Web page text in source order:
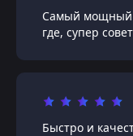
Самый мощный
где, супер
Быстро и